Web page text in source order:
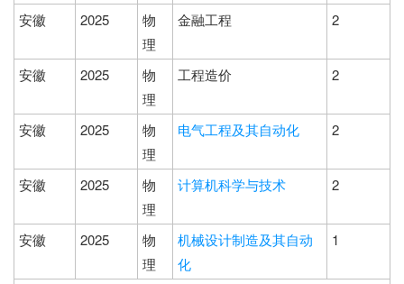
安徽 2025
物
理
金融工程 2
安徽 2025
物
理
工程造价 2
安徽 2025
物
理
电气工程及其自动化 2
安徽 2025
物
理
计算机科学与技术 2
安徽 2025
物
理
机械设计制造及其自动
化
1